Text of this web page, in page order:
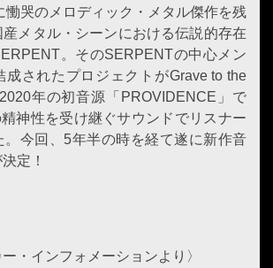
慟哭のメロディック・メタル傑作を残
産メタル・シーンにおける伝説的存在
。そのSERPENTの中心メン
成されたプロジェクトがGrave to the
年の初音源「PROVIDENCE」で
神性を受け継ぐサウンドでリスナー
。今回、5年半の時を経て遂に新作音
定！
ー・インフォメーションより〉